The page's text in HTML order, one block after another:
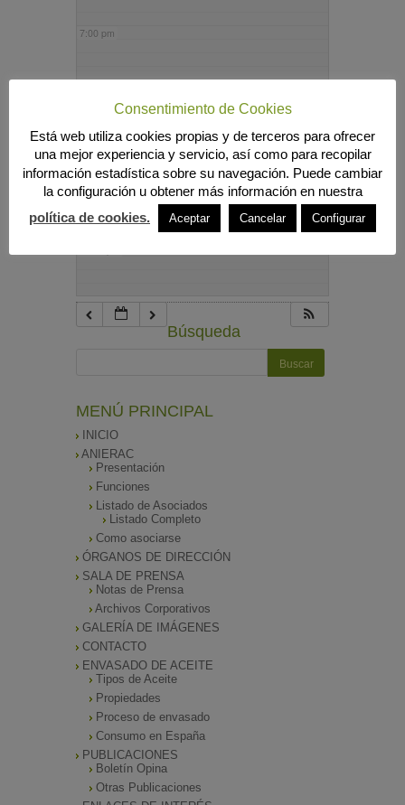
7:00 pm
9:00 pm
10:00 pm
Búsqueda
MENÚ PRINCIPAL
INICIO
ANIERAC
Presentación
Funciones
Listado de Asociados
Listado Completo
Como asociarse
ÓRGANOS DE DIRECCIÓN
SALA DE PRENSA
Notas de Prensa
Archivos Corporativos
GALERÍA DE IMÁGENES
CONTACTO
ENVASADO DE ACEITE
Tipos de Aceite
Propiedades
Proceso de envasado
Consumo en España
PUBLICACIONES
Boletín Opina
Otras Publicaciones
Consentimiento de Cookies
Está web utiliza cookies propias y de terceros para ofrecer
una mejor experiencia y servicio, así como para recopilar
información estadística sobre su navegación. Puede cambiar
la configuración u obtener más información en nuestra
política de cookies.
Aceptar Cancelar Configurar